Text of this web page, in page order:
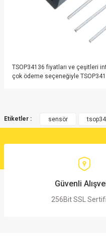
TSOP34136 fiyatları ve çeşitleri
çok ödeme seçeneğiyle
Ürün bilgilerinde hatalar
Etiketler : sensör
Güvenli
256Bit SSL